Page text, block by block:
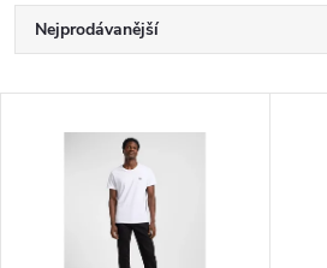
Ř
a
Nejprodávanější
Abecedně